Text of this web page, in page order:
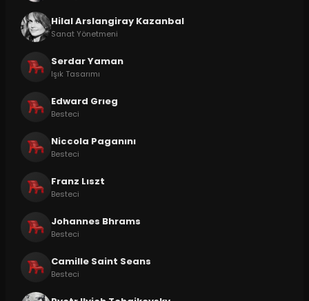
Hilal Arslangiray Kazanbal
Sanat Yönetmeni
Serdar Yaman
Işık Tasarımı
Edward Grıeg
Besteci
Niccola Paganını
Besteci
Franz Lıszt
Besteci
Johannes Bhrams
Besteci
Camille Saint Seans
Besteci